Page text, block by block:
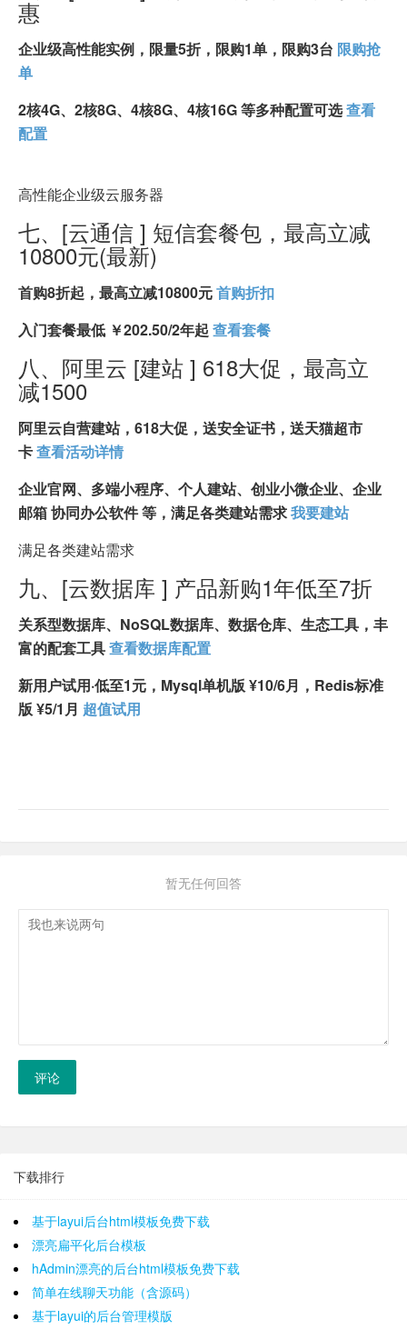
惠
企业级高性能实例，限量5折，限购1单，限购3台 限购抢
单
2核4G、2核8G、4核8G、4核16G 等多种配置可选查看
配置
高性能企业级云服务器
七、[云通信 ] 短信套餐包，最高立减
10800元(最新)
首购8折起，最高立减10800元首购折扣
入门套餐最低 ￥202.50/2年起 查看套餐
八、阿里云 [建站 ] 618大促，最高立
减1500
阿里云自营建站，618大促，送安全证书，送天猫超市
卡查看活动详情
企业官网、多端小程序、个人建站、创业小微企业、企业
邮箱 协同办公软件 等，满足各类建站需求我要建站
满足各类建站需求
九、[云数据库 ] 产品新购1年低至7折
关系型数据库、NoSQL数据库、数据仓库、生态工具，丰
富的配套工具查看数据库配置
新用户试用·低至1元，Mysql单机版 ¥10/6月，Redis标准
版 ¥5/1月 超值试用
暂无任何回答
评论
下载排行
基于layui后台html模板免费下载
漂亮扁平化后台模板
hAdmin漂亮的后台html模板免费下载
简单在线聊天功能（含源码）
基于layui的后台管理模版